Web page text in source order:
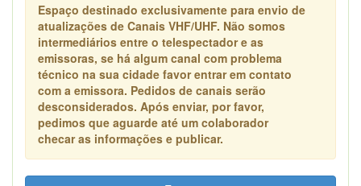
Espaço destinado exclusivamente para envio de
atualizações de Canais VHF/UHF. Não somos
intermediários entre o telespectador e as
emissoras, se há algum canal com problema
técnico na sua cidade favor entrar em contato
com a emissora. Pedidos de canais serão
desconsiderados. Após enviar, por favor,
pedimos que aguarde até um colaborador
checar as informações e publicar.